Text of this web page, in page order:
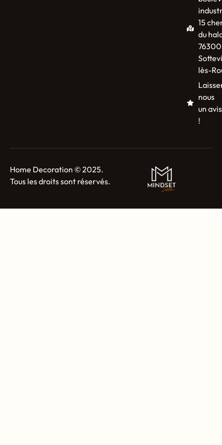
15
du
76300
lès-
nous
un avis
!
Home Decoration © 2025.
Tous les droits sont réservés.